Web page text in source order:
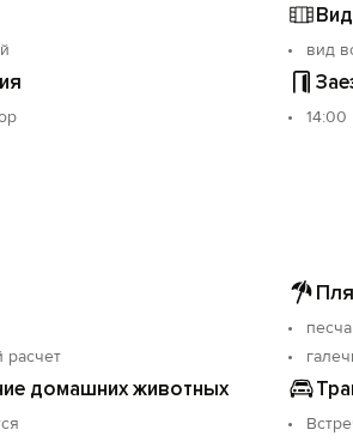
вид
14:00
расчет
домашних животных